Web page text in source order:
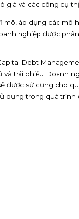
giá và các công cụ
áp dụng các
nghiệp được
Debt
trái phiếu Doanh
được sử dụng cho
dụng trong quá trình